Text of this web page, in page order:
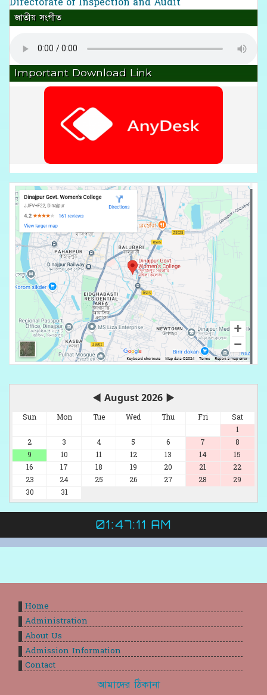
Directorate of Inspection and Audit
জাতীয় সংগীত
Important Download Link
◀ August 2026 ▶
Sun Mon Tue Wed Thu Fri
Sat
1
2
3 4 5 6 7
8
9
10 11 12 13 14
15
16
17 18 19 20 21
22
23
24 25 26 27 28
29
30
31
01:47:11 AM
আমাদের ঠিকানা
Home
Administration
About Us
Admission Information
Contact